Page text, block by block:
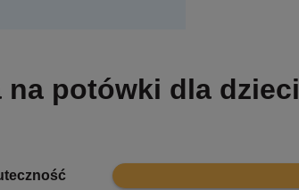
na potówki dla dzieci
8.5